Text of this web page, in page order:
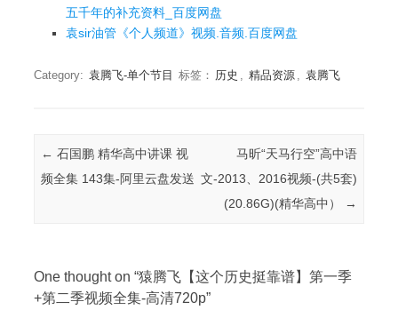
五千年的补充资料_百度网盘
袁sir油管《个人频道》视频.音频.百度网盘
Category: 袁腾飞-单个节目 标签： 历史 , 精品资源 , 袁腾飞
Post navigation
← 石国鹏 精华高中讲课 视
频全集 143集-阿里云盘发送
马昕“天马行空”高中语
文-2013、2016视频-(共5套)
(20.86G)(精华高中）
→
One thought on “猿腾飞【这个历史挺靠谱】第一季
+第二季视频全集-高清720p”